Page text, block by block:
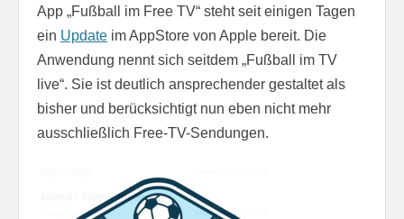
App „Fußball im Free TV“ steht seit einigen Tagen
ein Update im AppStore von Apple bereit. Die
Anwendung nennt sich seitdem „Fußball im TV
live“. Sie ist deutlich ansprechender gestaltet als
bisher und berücksichtigt nun eben nicht mehr
ausschließlich Free-TV-Sendungen.